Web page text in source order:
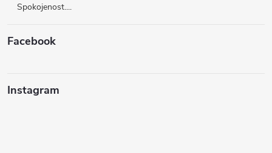
Spokojenost....
Facebook
Instagram